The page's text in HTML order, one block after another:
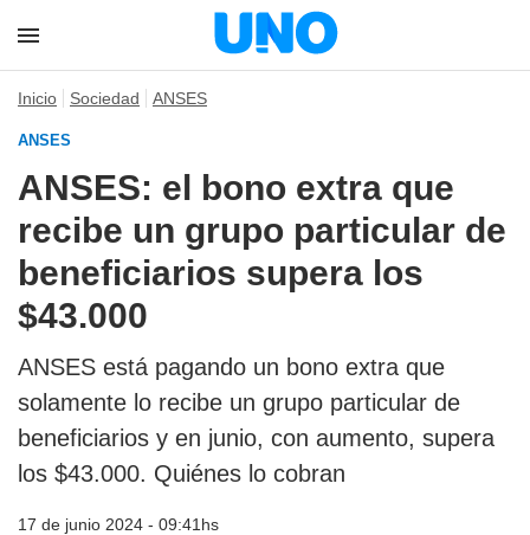
Inicio Sociedad ANSES
ANSES
ANSES: el bono extra que
recibe un grupo particular de
beneficiarios supera los
$43.000
ANSES está pagando un bono extra que
solamente lo recibe un grupo particular de
beneficiarios y en junio, con aumento, supera
los $43.000. Quiénes lo cobran
17 de junio 2024 - 09:41hs